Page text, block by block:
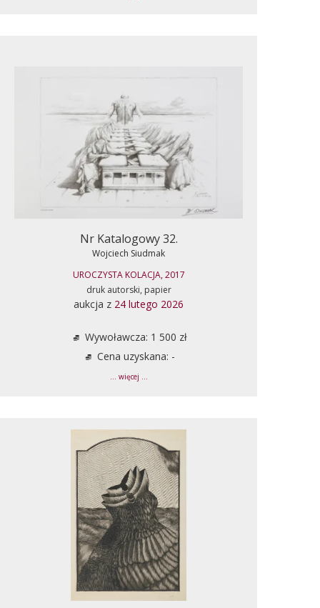
Nr Katalogowy 32.
Wojciech Siudmak
UROCZYSTA KOLACJA, 2017
druk autorski, papier
aukcja z 24 lutego 2026
Wywoławcza: 1 500 zł
Cena uzyskana: -
... więcej ...